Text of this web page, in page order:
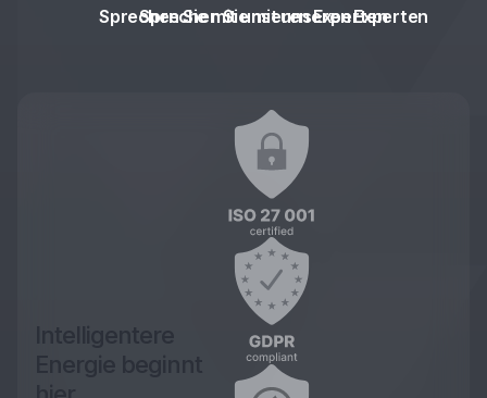
Sprechen Sie mit unseren Experten
Sprechen Sie mit unseren Experten